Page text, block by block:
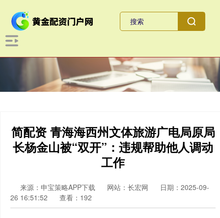
简配资 青海海西州文体旅游广电局原局
长杨金山被“双开”：违规帮助他人调动
工作
来源：申宝策略APP下载 网站：长宏网
日期：2025-09-
26 16:51:52
查看：192